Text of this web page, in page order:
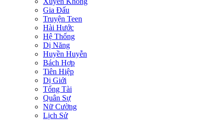
Gia Đấu
Truyện Teen
Hài Hước
Hệ Thống
Dị Năng
Huyền Huyễn
Bách Hợp
Tiên Hiệp
Dị Giới
Tổng Tài
Quân Sự
Nữ Cường
Lịch Sử